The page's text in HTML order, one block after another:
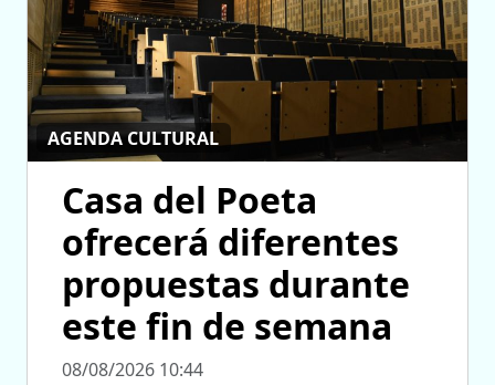
AGENDA CULTURAL
Casa del Poeta
ofrecerá diferentes
propuestas durante
este fin de semana
08/08/2026 10:44